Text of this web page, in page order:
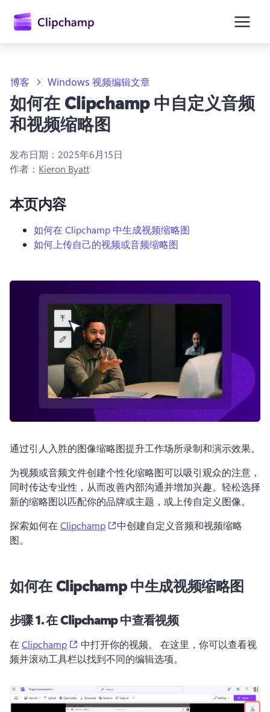
容
登录
免费试用
博客 Windows 视频编辑文章
如何在 Clipchamp 中自定义音频
和视频缩略图
发布日期： 2025年6月15日
作者： Kieron Byatt
本页内容
如何在 Clipchamp 中生成视频缩略图
如何上传自己的视频或音频缩略图
通过引人入胜的图像缩略图提升工作场所录制和演示效果。
为视频或音频文件创建个性化缩略图可以吸引观众的注意，
同时传达专业性，从而改善内部沟通并增加兴趣。 轻松选择
新的缩略图以匹配你的品牌或主题，或上传自定义图像。
探索如何在 Clipchamp (opens in a new tab)
中创建自定义音频和视频缩略
图。
如何在 Clipchamp 中生成视频缩略图
步骤 1.在 Clipchamp 中查看视频
在 Clipchamp (opens in a new tab)
中打开你的视频。 在这里，你可以查看视
频并滚动工具栏以找到不同的编辑选项。